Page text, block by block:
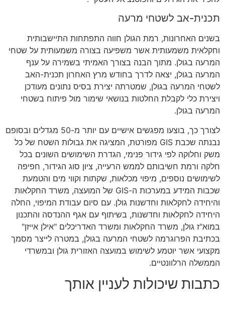
תכנית-אב לשטחי מרעה
בשנים האחרונות, רמת הגולן חווה התפתחות התיישבותית
וחקלאית משמעותית אשר משפיעה בצורה משמעותית על שטחי
המרעה בגולן. מתוך הבנה בצורך האמיתי בשמירה על ענף
המרעה בגולן, יצאה לדרך בחודש מרץ האחרון תכנית-האב
לשטחי המרעה בגולן, שמטרתה יצירת בסיס נתונים מעודכן
ויצירת כלי לקבלת החלטות בנושאי שימור מול פיתוח בשטחי
המרעה בגולן.
לצורך כך, בוצעו מפגשים אישיים עם יותר מ-50 מגדלים ובסופם
נבנתה שכבת GIS מפורטת, המציגה את גבולות השטח של כל
משק וחלוקה לפי גידור פנימי, הגדרת השימושים השונים בכל
חלקה ורמת חשיבותם לממש הרעייה, ציון סוג הגידור, חפיפה
לשימושים נוספים, מיפוי מכלאות, שקתות וקווי מים והטמעת
שכבות המידע במערכות ה-GIS של המועצה, משרד החקלאות
והיחידה לחקלאות וחדשנות גולן. עם סיום עבודת המיפוי, החלה
היחידה לחקלאות וחדשנות, בשיתוף עם אגף ההנדסה והתכנון
במוא"ז גולן, משרד החקלאות ומשרד האדריכלים "אילן אייזן"
בכתיבת הפרוגרמה לשטחי המרעה בגולן, במטרה לייצר מסמך
מקצועי אשר יוטמע לשימוש במועצה האזורית גולן ובמשרדי
הממשלה הרלוונטיים.
כתבות שיכולות לעניין אותך